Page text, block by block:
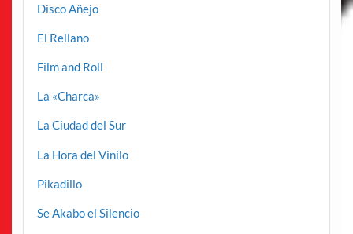
Disco Añejo
El Rellano
Film and Roll
La «Charca»
La Ciudad del Sur
La Hora del Vinilo
Pikadillo
Se Akabo el Silencio